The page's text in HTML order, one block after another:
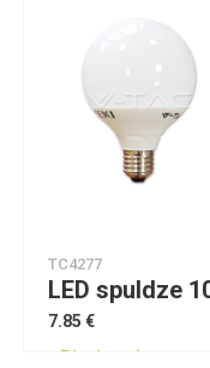
TC4277
7.85 €
Pieejams!